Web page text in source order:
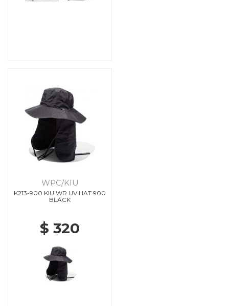
WPC/KIU
K213-900 KIU WR UV HAT 900
BLACK
$ 320